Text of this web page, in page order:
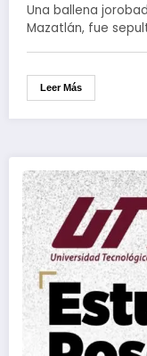
Una ballena
Mazatlán, fue
Leer Más